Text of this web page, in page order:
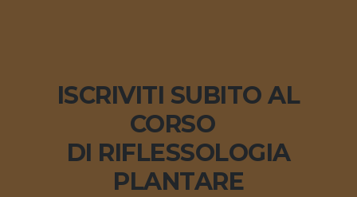
ISCRIVITI SUBITO AL
CORSO
DI RIFLESSOLOGIA
PLANTARE